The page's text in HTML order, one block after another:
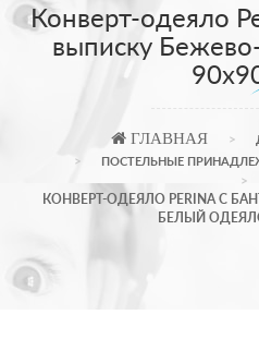
Конверт-одеяло
выписку
ГЛАВНАЯ
ПОСТЕЛЬНЫЕ
КОНВЕРТ-ОДЕЯЛО PERINA С
БЕЛЫЙ